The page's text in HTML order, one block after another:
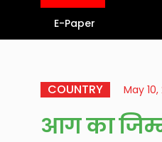
E-Paper
COUNTRY May
आग का